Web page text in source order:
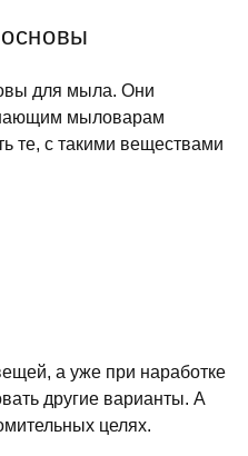
для мыла. Они
мыловарам
те, с такими веществами
а уже при наработке
другие варианты. А
целях.